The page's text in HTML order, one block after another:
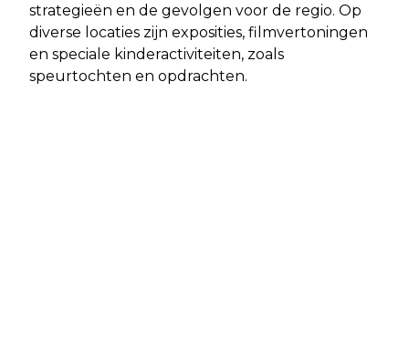
strategieën en de gevolgen voor de regio. Op
diverse locaties zijn exposities, filmvertoningen
en speciale kinderactiviteiten, zoals
speurtochten en opdrachten.